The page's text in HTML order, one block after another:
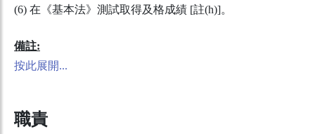
(6) 在《基本法》測試取得及格成績 [註(h)]。
備註:
按此展開...
職責